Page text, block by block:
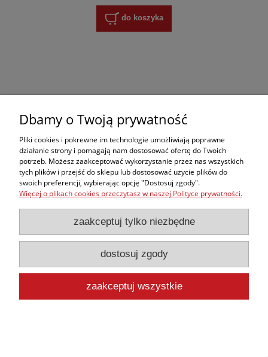
do koszyka
Zestaw samoprzylepnych ran (Techline –
Self-Adhesive Wound Kit)
3 890,00 zł
zawiera 23% VAT, bez kosztów dostawy
Cena netto:3 162,60 zł
Dbamy o Twoją prywatność
Pliki cookies i pokrewne im technologie umożliwiają poprawne
działanie strony i pomagają nam dostosować ofertę do Twoich
potrzeb. Możesz zaakceptować wykorzystanie przez nas wszystkich
tych plików i przejść do sklepu lub dostosować użycie plików do
swoich preferencji, wybierając opcję "Dostosuj zgody".
Więcej o plikach cookies przeczytasz w naszej Polityce prywatności.
zaakceptuj tylko niezbędne
dostosuj zgody
zaakceptuj wszystkie